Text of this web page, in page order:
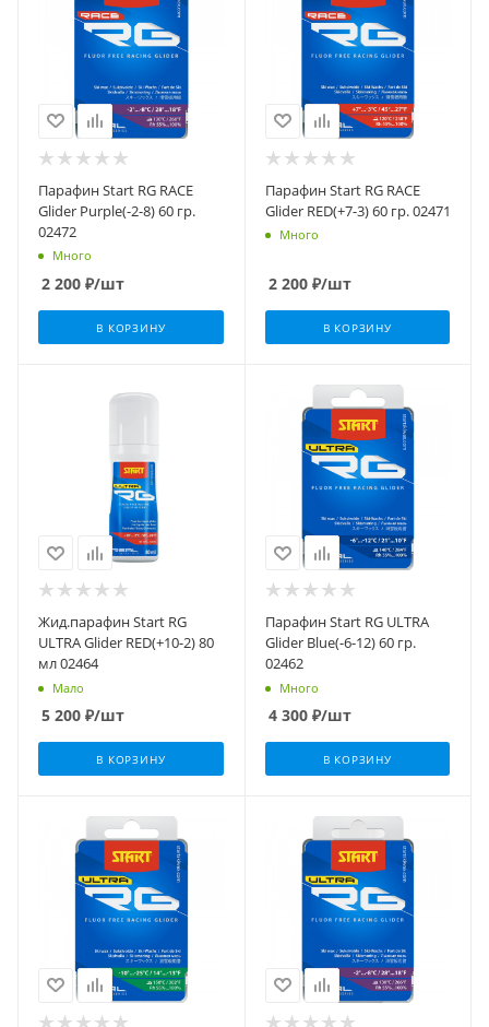
Парафин Start RG RACE
Glider Purple(-2-8) 60 гр.
02472
Много
2 200 ₽/шт
В КОРЗИНУ
Парафин Start RG RACE
Glider RED(+7-3) 60 гр. 02471
Много
2 200₽/шт
В КОРЗИНУ
Жид.парафин Start RG
ULTRA Glider RED(+10-2) 80
мл 02464
Мало
5 200 ₽/шт
В КОРЗИНУ
Парафин Start RG ULTRA
Glider Blue(-6-12) 60 гр.
02462
Много
4 300₽/шт
В КОРЗИНУ